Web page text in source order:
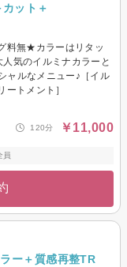
ット＋
料無★カラーはリタッ
気のイルミナカラーと
ャルなメニュー♪［イル
ートメント］
120分 ￥11,000
員
ー＋質感再整TR